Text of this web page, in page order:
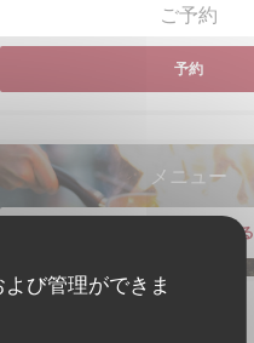
び管理ができま
ご予約
予約
メニュー
メニューを発見する